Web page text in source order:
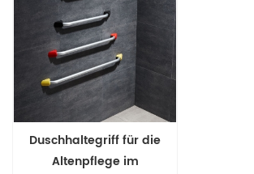
Duschhaltegriff für die
Altenpflege im